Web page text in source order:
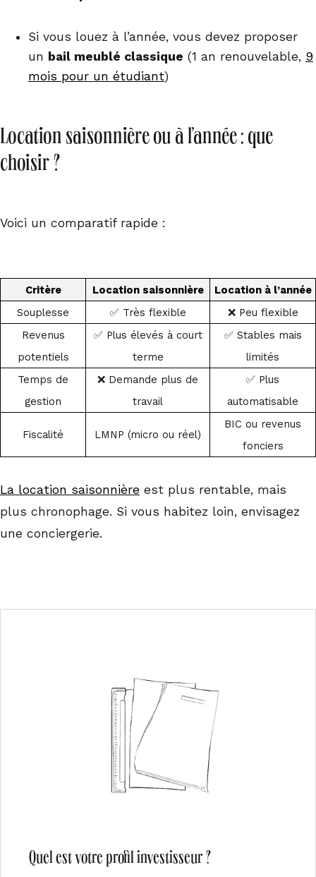
Si vous louez à l’année, vous devez proposer
un bail meublé classique (1 an renouvelable, 9
mois pour un étudiant)
Location saisonnière ou à l’année : que
choisir ?
Voici un comparatif rapide :
Critère Location saisonnière
Location à l’année
Souplesse
✅ Très flexible
❌ Peu flexible
Revenus
potentiels
✅ Plus élevés à court
terme
✅ Stables mais
limités
Temps de
gestion
❌ Demande plus de
travail
✅ Plus
automatisable
Fiscalité LMNP (micro ou réel)
BIC ou revenus
fonciers
La location saisonnière est plus rentable, mais
plus chronophage. Si vous habitez loin, envisagez
une conciergerie.
Quel est votre profil investisseur ?